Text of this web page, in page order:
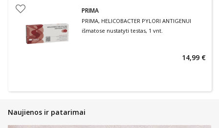
PRIMA
PRIMA, HELICOBACTER PYLORI ANTIGENUI
išmatose nustatyti testas, 1 vnt.
14,99 €
Naujienos ir patarimai